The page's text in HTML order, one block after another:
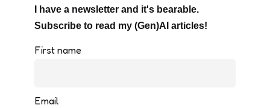
I have a newsletter and it's bearable.
Subscribe to read my (Gen)AI articles!
First name
Email